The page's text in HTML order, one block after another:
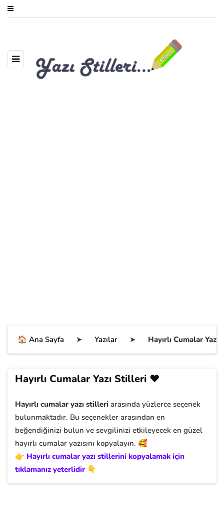
🏠 Ana Sayfa ➤ Yazılar ➤ Hayırlı Cumalar
Hayırlı Cumalar Yazı Stilleri ❤️
Hayırlı cumalar yazı stilleri arasında yüzlerce seçenek
bulunmaktadır. Bu seçenekler arasından en
beğendiğinizi bulun ve sevgilinizi etkileyecek en güzel
hayırlı cumalar yazısını kopyalayın. 🥰
👉 Hayırlı cumalar yazı stillerini kopyalamak için
tıklamanız yeterlidir 👇